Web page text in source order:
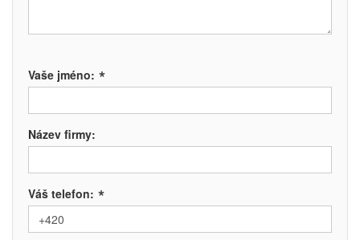
Vaše jméno: *
Název firmy:
Váš telefon: *